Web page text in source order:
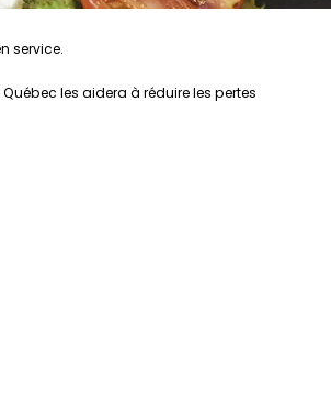
service.
les aidera à réduire les pertes